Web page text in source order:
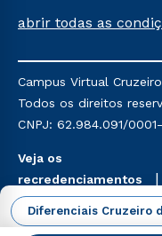
Diferenciais Cruzeiro
Já para as demais,
mencionadas são
Religioso, Geografia
do Ensino de
abrir todas as
Campus Virtual
Todos os direitos
CNPJ: 62.984.091/
Veja os
recredenciamentos
aqui